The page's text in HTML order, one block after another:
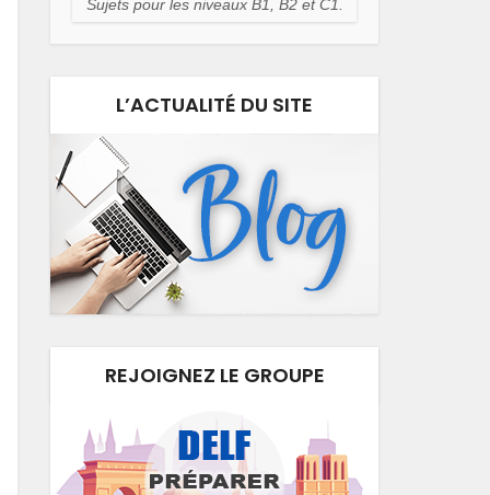
Sujets pour les niveaux B1, B2 et C1.
L’ACTUALITÉ DU SITE
REJOIGNEZ LE GROUPE